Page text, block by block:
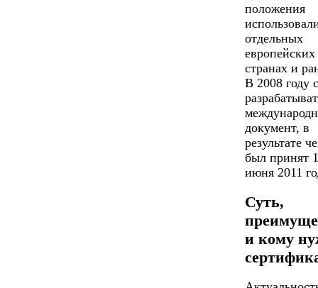
положения
отдельных
европейских
странах и
В 2008 году
документ, в
результате
был принят
июня 2011
Суть,
и кому